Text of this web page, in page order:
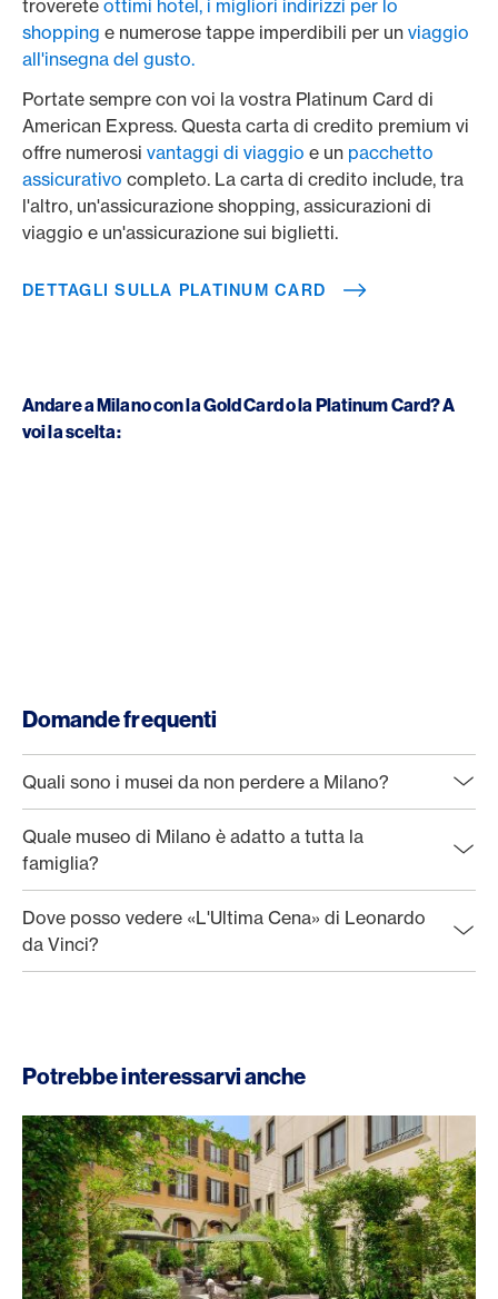
troverete ottimi hotel, i migliori indirizzi per lo
shopping e numerose tappe imperdibili per un viaggio
all'insegna del gusto.
Portate sempre con voi la vostra Platinum Card di
American Express. Questa carta di credito premium vi
offre numerosi vantaggi di viaggio e un pacchetto
assicurativo completo. La carta di credito include, tra
l'altro, un'assicurazione shopping, assicurazioni di
viaggio e un'assicurazione sui biglietti.
DETTAGLI SULLA PLATINUM CARD
Andare a Milano con la Gold Card o la Platinum Card? A
voi la scelta:
Domande frequenti
Quali sono i musei da non perdere a Milano?
Quale museo di Milano è adatto a tutta la
famiglia?
Dove posso vedere «L'Ultima Cena» di Leonardo
da Vinci?
Potrebbe interessarvi anche